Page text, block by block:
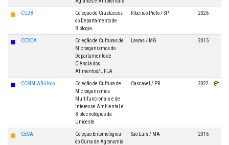
◼ CCDB
Coleção de Crustáceos
do Departamento de
Biologia
Ribeirão Preto / SP 2026
◼ CCDCA
Coleção de Culturas de
Microrganismos do
Departamento de
Ciência dos
Alimentos/UFLA
Lavras / MG 2015
◼ CCMMIAB-Unio
Coleção de Cultura de
Microrganismos
Multifuncionais e de
Interesse Ambiental e
Biotecnológico da
Unioeste
Cascavel / PR 2022
◼ CECA
Coleção Entomológica
do Curso de Agronomia
São Luís / MA 2016